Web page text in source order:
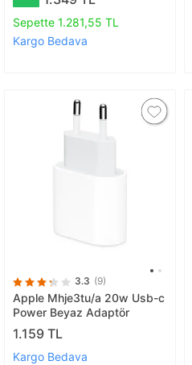
Sepette 1.281,55 TL
Kargo Bedava
3.3 (9)
Apple Mhje3tu/a 20w Usb-c
Power Beyaz Adaptör
1.159 TL
Kargo Bedava